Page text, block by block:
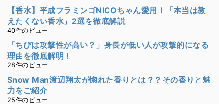
【香水】平成フラミンゴNICOちゃん愛用！「本当は教
えたくない香水」2選を徹底解説
40件のビュー
「ちびは攻撃性が高い？」身長が低い人が攻撃的になる
理由を徹底解明！
28件のビュー
Snow Man渡辺翔太が惚れた香りとは？？その香りと魅
力をご紹介
25件のビュー